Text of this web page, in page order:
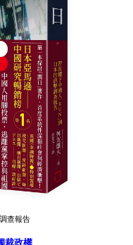
查報告
裁政權